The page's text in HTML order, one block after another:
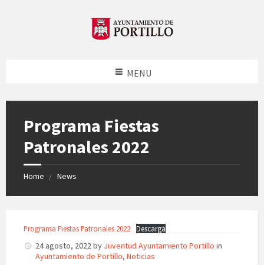
MENU
Programa Fiestas
Patronales 2022
Home News
Programa Fiestas Patronales 2022 Descarga
24 agosto, 2022 by Juventud Ayuntamiento Portillo in
Ayuntamiento de Portillo, Noticias